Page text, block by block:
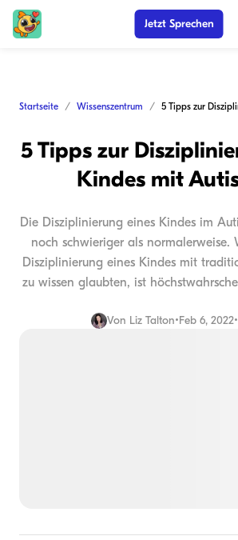
Jetzt Sprechen
Startseite Wissenszentrum
5 Tipps zur
Kindes mit
Die Disziplinierung eines Kindes im
noch schwieriger als normalerweise.
Disziplinierung eines Kindes mit
zu wissen glaubten, ist
Von Liz Talton•Feb 6, 2022•